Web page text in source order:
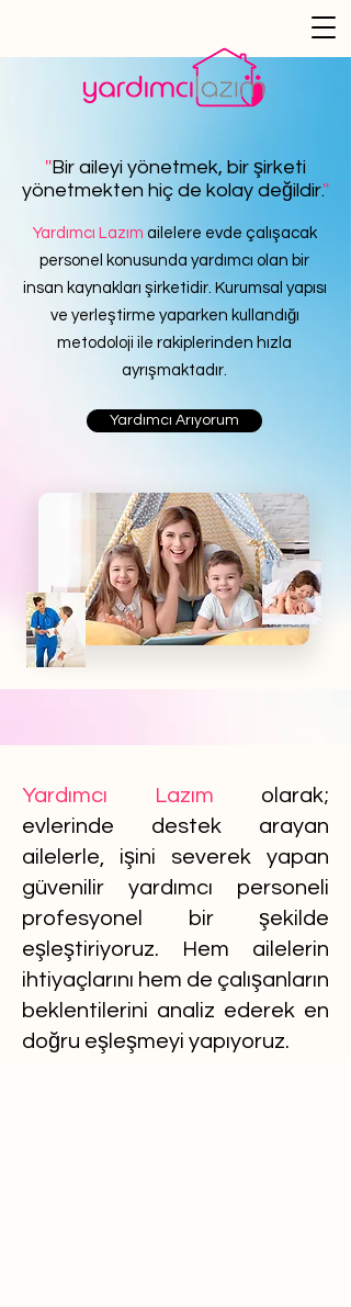
''Bir aileyi yönetmek, bir şirketi
yönetmekten hiç de kolay değildir.''
Yardımcı Lazım ailelere evde çalışacak
personel konusunda yardımcı olan bir
insan kaynakları şirketidir. Kurumsal yapısı
ve yerleştirme yaparken kullandığı
metodoloji ile rakiplerinden hızla
ayrışmaktadır.
Yardımcı Arıyorum
Yardımcı Lazım olarak;
evlerinde destek arayan
ailelerle, işini severek yapan
güvenilir yardımcı personeli
profesyonel bir şekilde
eşleştiriyoruz. Hem ailelerin
ihtiyaçlarını hem de çalışanların
beklentilerini analiz ederek en
doğru eşleşmeyi yapıyoruz.